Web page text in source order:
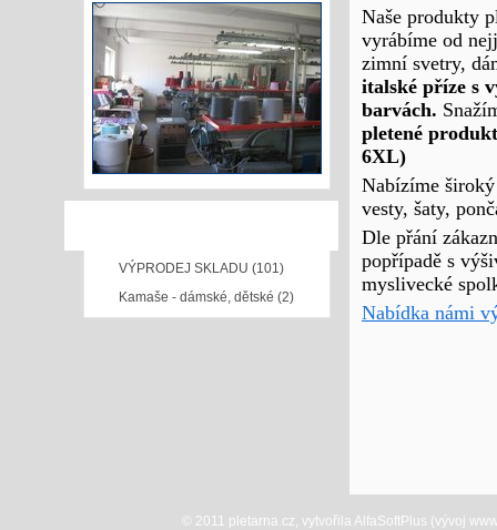
VÝPRODEJ SKLADU (101)
Kamaše - dámské, dětské (2)
Naše produkty
vyrábíme od
zimní svetry,
italské příze s
barvách.
pletené
6XL)
Nabízíme
vesty, šaty,
Dle přání
popřípadě s
myslivecké
Nabídka námi
© 2011 pletarna.cz, vytvořila AlfaSoftPlus (vývoj